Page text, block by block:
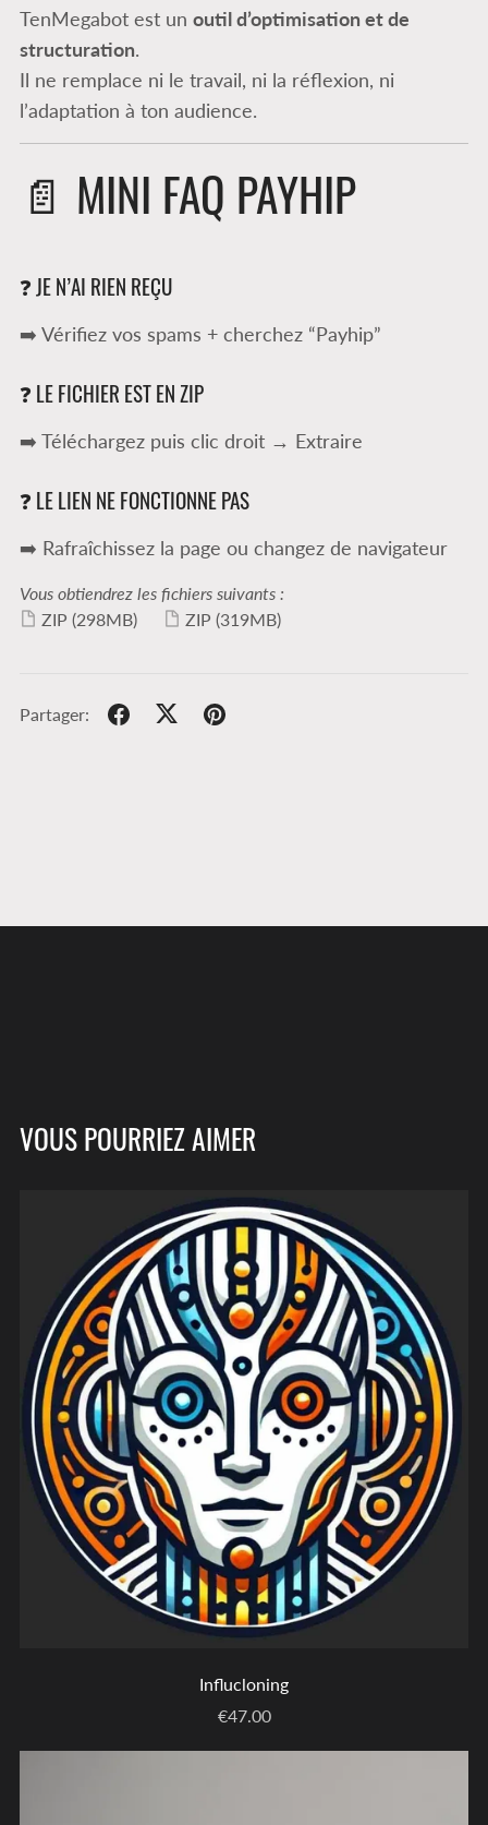
TenMegabot est un outil d’optimisation et de
structuration.
Il ne remplace ni le travail, ni la réflexion, ni
l’adaptation à ton audience.
📄 MINI FAQ PAYHIP
❓ JE N’AI RIEN REÇU
➡️ Vérifiez vos spams + cherchez “Payhip”
❓ LE FICHIER EST EN ZIP
➡️ Téléchargez puis clic droit → Extraire
❓ LE LIEN NE FONCTIONNE PAS
➡️ Rafraîchissez la page ou changez de navigateur
Vous obtiendrez les fichiers suivants :
ZIP (298MB) ZIP (319MB)
Partager:
VOUS POURRIEZ AIMER
Influcloning
€47.00